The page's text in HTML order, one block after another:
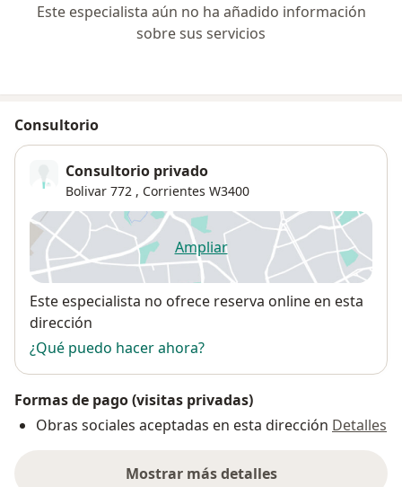
Este especialista aún no ha añadido información
sobre sus servicios
Consultorio
Consultorio privado
Bolivar 772 , Corrientes W3400
Ampliarse abre en una nueva
Disponibilidad
Este especialista no ofrece reserva online en esta
dirección
¿Qué puedo hacer ahora?
Formas de pago (visitas privadas)
Obras sociales aceptadas en esta dirección Detalles
Mostrar más detalles